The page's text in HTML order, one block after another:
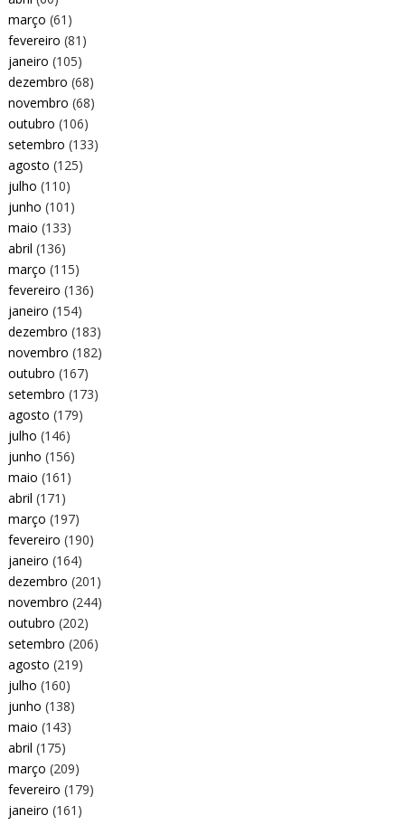
março (61)
fevereiro (81)
janeiro (105)
dezembro (68)
novembro (68)
outubro (106)
setembro (133)
agosto (125)
julho (110)
junho (101)
maio (133)
abril (136)
março (115)
fevereiro (136)
janeiro (154)
dezembro (183)
novembro (182)
outubro (167)
setembro (173)
agosto (179)
julho (146)
junho (156)
maio (161)
abril (171)
março (197)
fevereiro (190)
janeiro (164)
dezembro (201)
novembro (244)
outubro (202)
setembro (206)
agosto (219)
julho (160)
junho (138)
maio (143)
abril (175)
março (209)
fevereiro (179)
janeiro (161)